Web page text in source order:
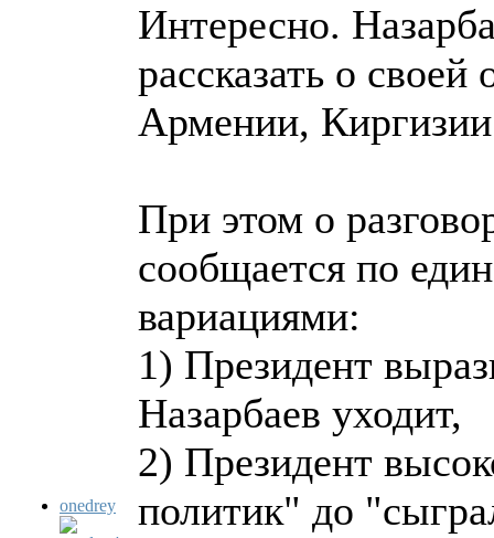
onedrey
Интересно.
рассказать о
Армении,
При этом о
сообщается по
вариациями:
1) Президент
Назарбаев уходит,
2) Президент
политик" до